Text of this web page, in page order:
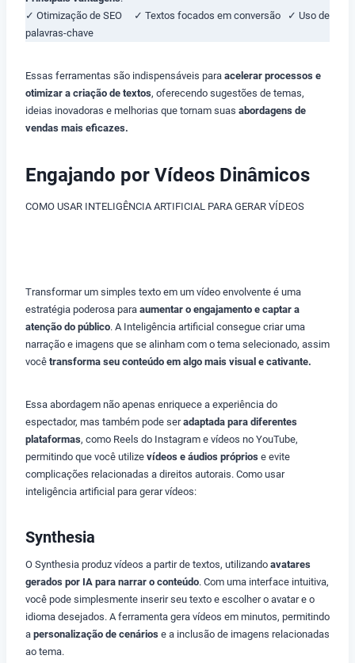
✓ Otimização de SEO ✓ Textos focados em conversão ✓ Uso de
palavras-chave
Essas ferramentas são indispensáveis para acelerar processos e
otimizar a criação de textos, oferecendo sugestões de temas,
ideias inovadoras e melhorias que tornam suas abordagens de
vendas mais eficazes.
Engajando por Vídeos Dinâmicos
COMO USAR INTELIGÊNCIA ARTIFICIAL PARA GERAR VÍDEOS
Transformar um simples texto em um vídeo envolvente é uma
estratégia poderosa para aumentar o engajamento e captar a
atenção do público. A Inteligência artificial consegue criar uma
narração e imagens que se alinham com o tema selecionado, assim
você transforma seu conteúdo em algo mais visual e cativante.
Essa abordagem não apenas enriquece a experiência do
espectador, mas também pode seradaptada para diferentes
plataformas, como Reels do Instagram e vídeos no YouTube,
permitindo que você utilize vídeos e áudios próprios e evite
complicações relacionadas a direitos autorais. Como usar
inteligência artificial para gerar vídeos:
Synthesia
O Synthesia produz vídeos a partir de textos, utilizando avatares
gerados por IA para narrar o conteúdo. Com uma interface intuitiva,
você pode simplesmente inserir seu texto e escolher o avatar e o
idioma desejados. A ferramenta gera vídeos em minutos, permitindo
a personalização de cenários e a inclusão de imagens relacionadas
ao tema.